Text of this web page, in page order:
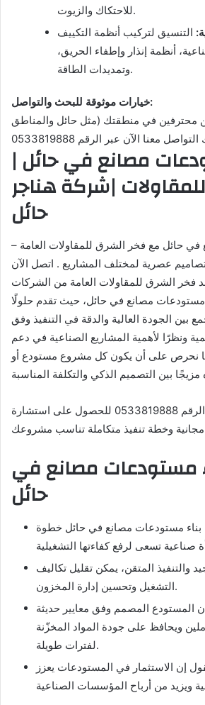
للاحتكاك والزيوت.
التنسيق لتركيب أنظمة التكييف
أنظمة إنذار وإطفاء الحريق،
وتمديدات الطاقة.
خيارات موثوقة للبحث والتواصل:
محترفين في منطقتك (مثل حائل والمناطق
معنا الآن عبر الرقم 0533819888
مصانع في حائل |
|شركة هناجر
حائل
في حائل مع فخر الشرق للمقاولات العامة –
عصرية لمختلف المشاريع . اتصل الآن
تُعد فخر الشرق للمقاولات العامة من الشركات
مستودعات مصانع في حائل، حيث تقدم حلولًا
بين الجودة العالية والدقة في التنفيذ وفق
ونظرًا لأهمية المشاريع الصناعية في دعم
نحرص على أن يكون كل مشروع مستودع أو
تواصل معنا الآن عبر الرقم 0533819888 للحصول على استشارة
مستودعات مصانع في
حائل
بناء مستودعات مصانع في حائل خطوة
والتنفيذ المتقن، يمكن تقليل تكاليف
التشغيل وتحسين إدارة المخزون.
المستودع المصمم وفق معايير حديثة
ويحافظ على جودة المواد المخزّنة
لفترات طويلة.
إن الاستثمار في المستودعات يعزز